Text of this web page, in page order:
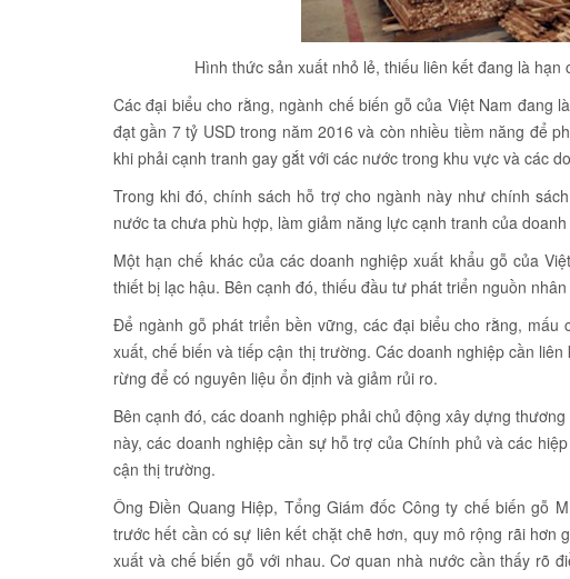
Hình thức sản xuất nhỏ lẻ, thiếu liên kết đang là
Các đại biểu cho rằng, ngành chế biến gỗ của Việt Nam đang
đạt gần 7 tỷ USD trong năm 2016 và còn nhiều tiềm năng để
khi phải cạnh tranh gay gắt với các nước trong khu vực và các
Trong khi đó, chính sách hỗ trợ cho ngành này như chính
nước ta chưa phù hợp, làm giảm năng lực cạnh tranh của
Một hạn chế khác của các doanh nghiệp xuất khẩu gỗ của
thiết bị lạc hậu. Bên cạnh đó, thiếu đầu tư phát triển nguồn
Để ngành gỗ phát triển bền vững, các đại biểu cho rằng,
xuất, chế biến và tiếp cận thị trường. Các doanh nghiệp cần
rừng để có nguyên liệu ổn định và giảm rủi ro.
Bên cạnh đó, các doanh nghiệp phải chủ động xây dựng
này, các doanh nghiệp cần sự hỗ trợ của Chính phủ và các
cận thị trường.
Ông Điền Quang Hiệp, Tổng Giám đốc Công ty chế biến gỗ
trước hết cần có sự liên kết chặt chẽ hơn, quy mô rộng rãi hơn
xuất và chế biến gỗ với nhau. Cơ quan nhà nước cần thấy rõ